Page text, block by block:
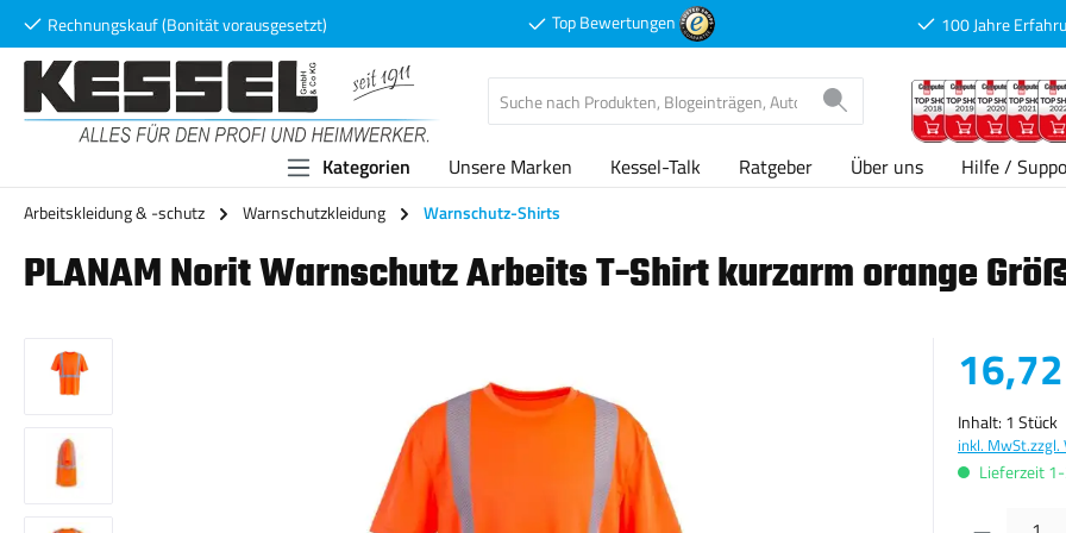
Hauptinhalt springen
Zur Suche springen
Zur Hauptnavigation springen
Rechnungskauf (Bonität vorausgesetzt) Top Bewertungen 100 Jahre
Kategorien Unsere Marken Kessel-Talk Ratgeber Über uns Hilfe /
Arbeitskleidung & -schutz Warnschutzkleidung Warnschutz-Shirts
PLANAM Norit Warnschutz Arbeits T-Shirt kurzarm orange
Bildergalerie überspringen Verkaufspreis:
Inhalt: 1 Stück
inkl. MwSt.zzgl.
Lieferzeit
Produkt Anzahl: